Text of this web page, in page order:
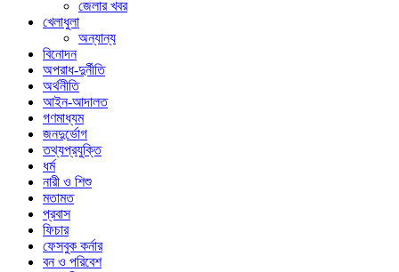
জেলার খবর
খেলাধুলা
অন্যান্য
বিনোদন
অপরাধ-দুর্নীতি
অর্থনীতি
আইন-আদালত
গণমাধ্যম
জনদুর্ভোগ
তথ্যপ্রযুক্তি
ধর্ম
নারী ও শিশু
মতামত
প্রবাস
ফিচার
ফেসবুক কর্নার
বন ও পরিবেশ